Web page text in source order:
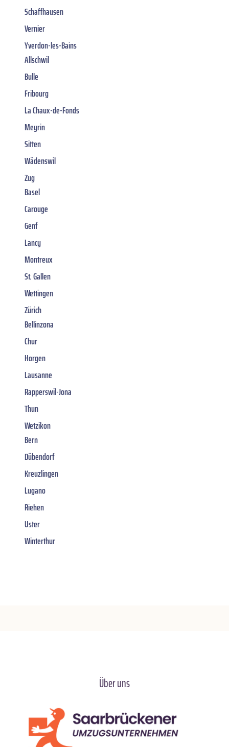
Schaffhausen
Vernier
Yverdon-les-Bains
Allschwil
Bulle
Fribourg
La Chaux-de-Fonds
Meyrin
Sitten
Wädenswil
Zug
Basel
Carouge
Genf
Lancy
Montreux
St. Gallen
Wettingen
Zürich
Bellinzona
Chur
Horgen
Lausanne
Rapperswil-Jona
Thun
Wetzikon
Bern
Dübendorf
Kreuzlingen
Lugano
Riehen
Uster
Winterthur
Über uns